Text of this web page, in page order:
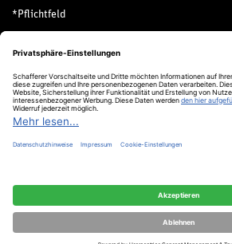
* Pflichtfeld
Hotline
0800 20 70 300 (D)
Kostenlos aus dem deutschen Festnetz
24 Stunden / 365 Tage im Jahr
Alle Preise inkl. MwSt.
© Schafferer & Co. KG, 2025